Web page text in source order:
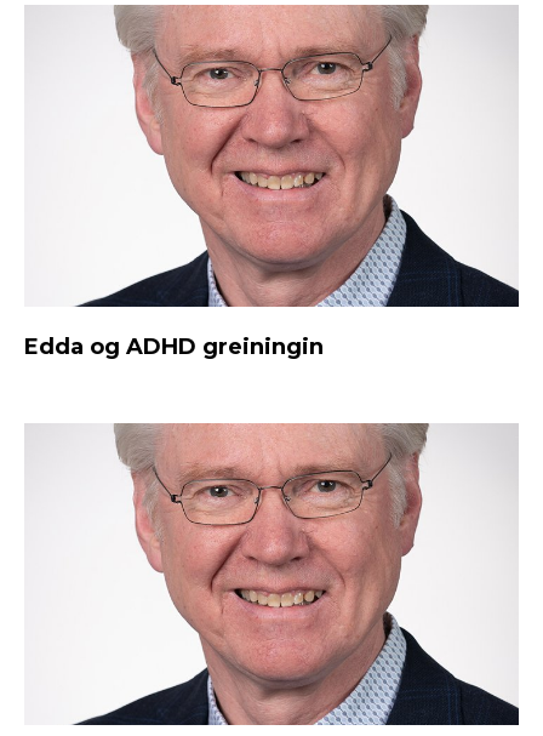
Edda og ADHD greiningin